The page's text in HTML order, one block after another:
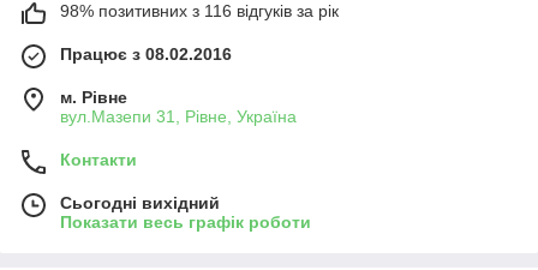
98% позитивних з 116 відгуків за рік
Працює з 08.02.2016
м. Рівне
вул.Мазепи 31, Рівне, Україна
Контакти
Сьогодні вихідний
Показати весь графік роботи